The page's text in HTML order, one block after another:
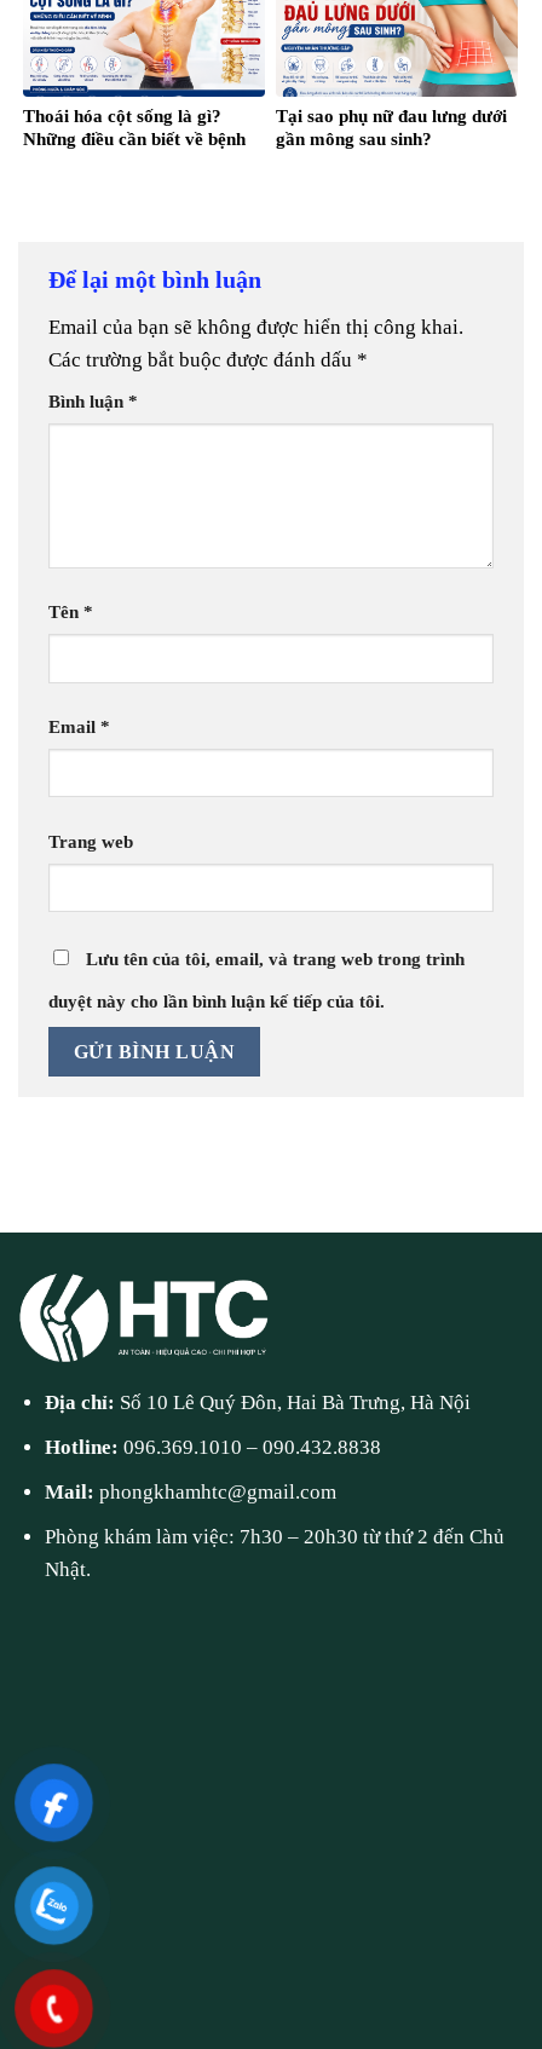
Thoái hóa cột sống là gì?
Những điều cần biết về bệnh
Tại sao phụ nữ đau lưng dưới
gần mông sau sinh?
Để lại một bình luận
Email của bạn sẽ không được hiển thị công khai.
Các trường bắt buộc được đánh dấu *
Bình luận *
Tên *
Email *
Trang web
Lưu tên của tôi, email, và trang web trong trình
duyệt này cho lần bình luận kế tiếp của tôi.
Địa chỉ: Số 10 Lê Quý Đôn, Hai Bà Trưng, Hà Nội
Hotline:096.369.1010 –090.432.8838
Mail:phongkhamhtc@gmail.com
Phòng khám làm việc: 7h30 – 20h30 từ thứ 2 đến Chủ
Nhật.